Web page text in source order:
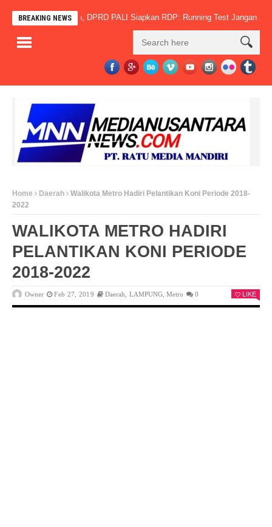
BREAKING NEWS
Jadi Sorotan, DPRD PALI Siapkan RDP: Running Test Jangan Jadi
Home Daerah
Walikota Metro Hadiri Pelantikan Koni Periode 2018-
2022
WALIKOTA METRO HADIRI
PELANTIKAN KONI PERIODE
2018-2022
Owner Feb 27, 2019 Daerah LAMPUNG,Metro 0 LIKE